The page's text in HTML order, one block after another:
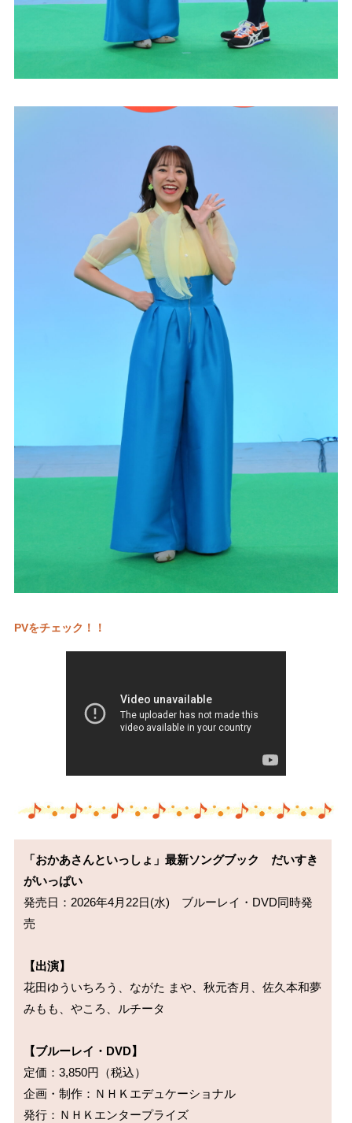
PVをチェック！！
「おかあさんといっしょ」最新ソングブック　だいすき
がいっぱい
発売日：2026年4月22日(水)　ブルーレイ・DVD同時発
売
【出演】
花田ゆういちろう、ながた まや、秋元杏月、佐久本和夢
みもも、やころ、ルチータ
【ブルーレイ・DVD】
定価：3,850円（税込）
企画・制作：ＮＨＫエデュケーショナル
発行：ＮＨＫエンタープライズ